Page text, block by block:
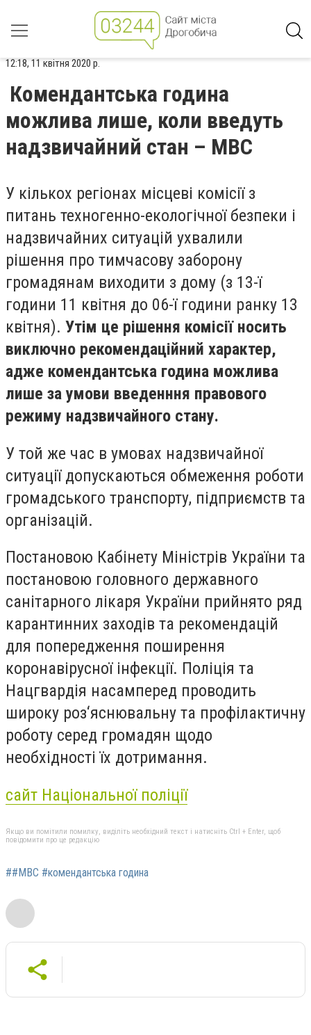
12:18, 11 квітня 2020 р.
Комендантська година
можлива лише, коли введуть
надзвичайний стан – МВС
У кількох регіонах місцеві комісії з
питань техногенно-екологічної безпеки і
надзвичайних ситуацій ухвалили
рішення про тимчасову заборону
громадянам виходити з дому (з 13-ї
години 11 квітня до 06-ї години ранку 13
квітня). Утім це рішення комісії носить
виключно рекомендаційний характер,
адже комендантська година можлива
лише за умови введенння правового
режиму надзвичайного стану.
У той же час в умовах надзвичайної
ситуації допускаються обмеження роботи
громадського транспорту, підприємств та
організацій.
Постановою Кабінету Міністрів України та
постановою головного державного
санітарного лікаря України прийнято ряд
карантинних заходів та рекомендацій
для попередження поширення
коронавірусної інфекції. Поліція та
Нацгвардія насамперед проводить
широку роз‘яснювальну та профілактичну
роботу серед громадян щодо
необхідності їх дотримання.
сайт Національної поліції
Якщо ви помітили помилку, виділіть необхідний текст і натисніть Ctrl + Enter, щоб
повідомити про це редакцію
##МВС #комендантська година